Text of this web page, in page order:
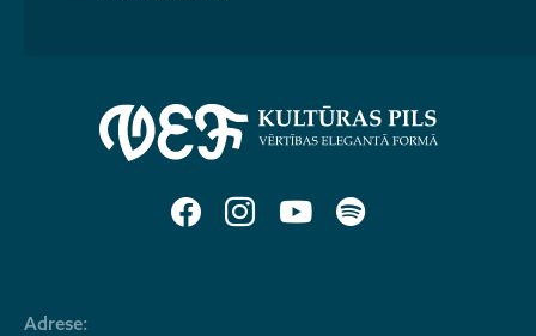
Adrese: